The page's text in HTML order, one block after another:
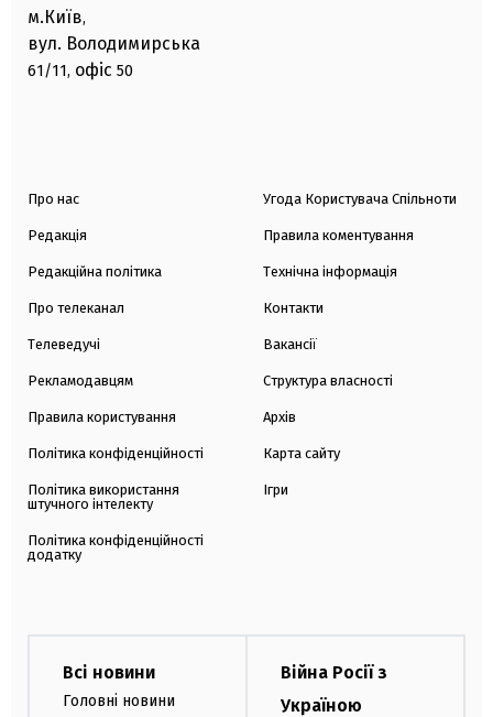
м.Київ,
вул. Володимирська
61/11, офіс 50
Про нас
Редакція
Редакційна політика
Про телеканал
Телеведучі
Рекламодавцям
Правила користування
Політика конфіденційності
Політика використання
штучного інтелекту
Політика конфіденційності
додатку
Угода Користувача Спільноти
Правила коментування
Технічна інформація
Контакти
Вакансії
Структура власності
Архів
Карта сайту
Ігри
Всі новини
Головні новини
Війна Росії з
Україною